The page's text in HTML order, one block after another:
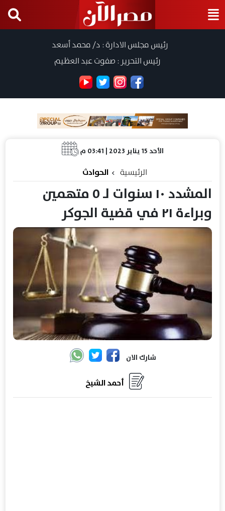
رئيس مجلس الادارة : د/ محمد أسعد
رئيس التحرير : صفوت عبد العظيم
الأحد 15 يناير 2023 | 03:41 م
الرئيسية الحوادث
المشدد ١٠ سنوات لـ ٥ متهمين
وبراءة ٢١ في قضية الجوكر
شارك الان
أحمد الشيخ